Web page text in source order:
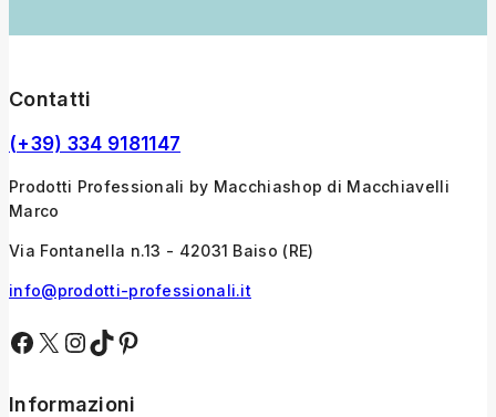
Contatti
(+39) 334 9181147
Prodotti Professionali by Macchiashop di Macchiavelli
Marco
Via Fontanella n.13 - 42031 Baiso (RE)
info@prodotti-professionali.it
Informazioni